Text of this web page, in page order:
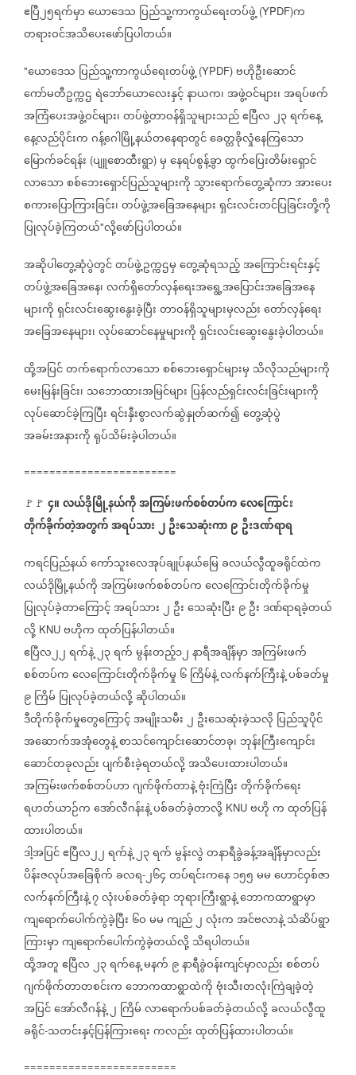
ဧပြီ၂၅ရက်မှာယောဒေသ ပြည်သူ့ကာကွယ်ရေးတပ်ဖွဲ့ (YPDF)က
တရားဝင်အသိပေးဖော်ပြပါတယ်။
"ယောဒေသ ပြည်သူ့ကာကွယ်ရေးတပ်ဖွဲ့ (YPDF) ဗဟိုဦးဆောင်
ကော်မတီဥက္ကဌရဲဘော်ယောလေးနှင့်နာယက၊အဖွဲ့ဝင်များ၊အရပ်ဖက်
အကြံပေးအဖွဲ့ဝင်များ၊တပ်ဖွဲ့တာဝန်ရှိသူများသည်ဧပြီလ၂၃ရက်နေ့
နေ့လည်ပိုင်းကဂန့်ဂေါမြို့နယ်တနေရာတွင်ခေတ္တခိုလှုံနေကြသော
မြောက်ခင်ရန်း (ပျူစောထီးရွာ) မှနေရပ်စွန့်ခွာထွက်ပြေးတိမ်းရှောင်
လာသောစစ်ဘေးရှောင်ပြည်သူများကို သွားရောက်တွေ့ဆုံကာအားပေး
စကားပြောကြားခြင်း၊တပ်ဖွဲ့အခြေအနေများရှင်းလင်းတင်ပြခြင်းတို့ကို
ပြုလုပ်ခဲ့ကြတယ်"လို့ဖော်ပြပါတယ်။
အဆိုပါတွေ့ဆုံပွဲတွင်တပ်ဖွဲ့ဥက္ကဌမှတွေ့ဆုံရသည့်အကြောင်းရင်းနှင့်
တပ်ဖွဲ့အခြေအနေ၊လက်ရှိတော်လှန်ရေးအရွေ့အပြောင်းအခြေအနေ
များကိုရှင်းလင်းဆွေးနွေးခဲ့ပြီးတာဝန်ရှိသူများမှလည်းတော်လှန်ရေး
အခြေအနေများ၊လုပ်ဆောင်နေမှုများကိုရှင်းလင်းဆွေးနွေးခဲ့ပါတယ်။
ထို့အပြင်တက်ရောက်လာသောစစ်ဘေးရှောင်များမှ သိလိုသည်များကို
မေးမြန်းခြင်း၊ သဘောထားအမြင်များ ပြန်လည်ရှင်းလင်းခြင်းများကို
လုပ်ဆောင်ခဲ့ကြပြီးရင်းနှီးစွာလက်ဆွဲနှုတ်ဆက်၍တွေ့ဆုံပွဲ
အခမ်းအနားကိုရုပ်သိမ်းခဲ့ပါတယ်။
========================
🚩🚩 ၄။လယ်ဒိုမြို့နယ်ကိုအကြမ်းဖက်စစ်တပ်ကလေကြောင်း
တိုက်ခိုက်တဲ့အတွက်အရပ်သား၂ဦးသေဆုံးကာ၉ ဦးဒဏ်ရာရ
ကရင်ပြည်နယ်ကော်သူးလေအုပ်ချုပ်နယ်မြေခလယ်လွီထူခရိုင်ထဲက
လယ်ဒိုမြို့နယ်ကိုအကြမ်းဖက်စစ်တပ်ကလေကြောင်းတိုက်ခိုက်မှု
ပြုလုပ်ခဲ့တာကြောင့်အရပ်သား၂ ဦးသေဆုံးပြီး ၉ဦးဒဏ်ရာရခဲ့တယ်
လို့ KNU ဗဟိုကထုတ်ပြန်ပါတယ်။
ဧပြီလ၂၂ရက်နဲ့၂၃ရက်မွန်းတည့်၁၂နာရီအချိန်မှာအကြမ်းဖက်
စစ်တပ်ကလေကြောင်းတိုက်ခိုက်မှု ၆ကြိမ်နဲ့လက်နက်ကြီးနဲ့ပစ်ခတ်မှု
၉ကြိမ် ပြုလုပ်ခဲ့တယ်လို့ဆိုပါတယ်။
ဒီတိုက်ခိုက်မှုတွေကြောင့်အမျိုးသမီး၂ ဦးသေဆုံးခဲ့သလို ပြည်သူပိုင်
အဆောက်အအုံတွေနဲ့စာသင်ကျောင်းဆောင်တခု၊ ဘုန်းကြီးကျောင်း
ဆောင်တခုလည်းပျက်စီးခဲ့ရတယ်လို့အသိပေးထားပါတယ်။
အကြမ်းဖက်စစ်တပ်ဟာဂျက်ဖိုက်တာနဲ့ဗုံးကြဲပြီးတိုက်ခိုက်ရေး
ရဟတ်ယာဉ်ကအော်လီဂန်းနဲ့ပစ်ခတ်ခဲ့တာလို့ KNU ဗဟိုကထုတ်ပြန်
ထားပါတယ်။
ဒါ့အပြင်ဧပြီလ၂၂ရက်နဲ့၂၃ရက်မွန်းလွဲတနာရီခွဲခန့်အချိန်မှာလည်း
ပိန်းဇလုပ်အခြေစိုက်ခလရ-၂၆၄တပ်ရင်းကနေ၁၅၅မမဟောင်ဝှစ်ဇာ
လက်နက်ကြီးနဲ့၇လုံးပစ်ခတ်ခဲ့ရာဘုရားကြီးရွာနဲ့ဘောကထာရွာမှာ
ကျရောက်ပေါက်ကွဲခဲ့ပြီး ၆ဝမမကျည်၂လုံးကအင်ဗလာနဲ့သံဆိပ်ရွာ
ကြားမှာကျရောက်ပေါက်ကွဲခဲ့တယ်လို့သိရပါတယ်။
ထို့အတူဧပြီလ၂၃ရက်နေ့မနက် ၉နာရီခွဲဝန်းကျင်မှာလည်းစစ်တပ်
ဂျက်ဖိုက်တာတစင်းကဘောကထာရွာထဲကိုဗုံးသီးတလုံးကြဲချခဲ့တဲ့
အပြင်အော်လီဂန်နဲ့၂ ကြိမ်လာရောက်ပစ်ခတ်ခဲ့တယ်လို့ခလယ်လွီထူ
ခရိုင်-သတင်းနှင့်ပြန်ကြားရေးကလည်းထုတ်ပြန်ထားပါတယ်။
========================